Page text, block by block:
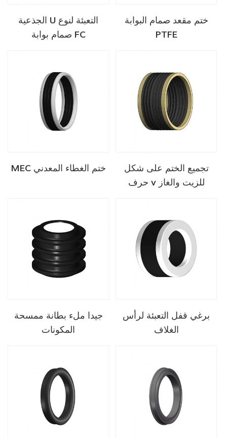
الجذعية U التعبئة لنوع
صمام بوابة FC
ختم مقعد صمام البوابة
PTFE
MEC ختم الغطاء المعدني
تجميع الختم على شكل
حرف v للزيت والغاز
جيدا ملء بطانة ممسحة
المكونات
برغي قفل التعبئة لرأس
الغلاف